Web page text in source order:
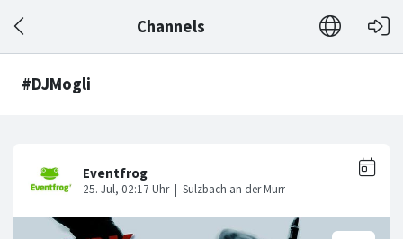
Channels
#DJMogli